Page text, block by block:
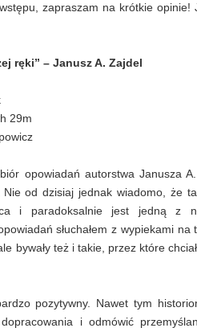
zapraszam na krótkie opinie!
ręki” – Janusz A. Zajdel
29m
opowiadań autorstwa Janusza
Nie od dzisiaj jednak wiadomo, że
i paradoksalnie jest jedną z
słuchałem z wypiekami
bywały też i takie, przez które
pozytywny. Nawet tym
i odmówić